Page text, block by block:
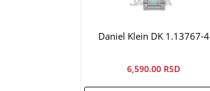
Daniel Klein DK 1.13767-4
6,590.00